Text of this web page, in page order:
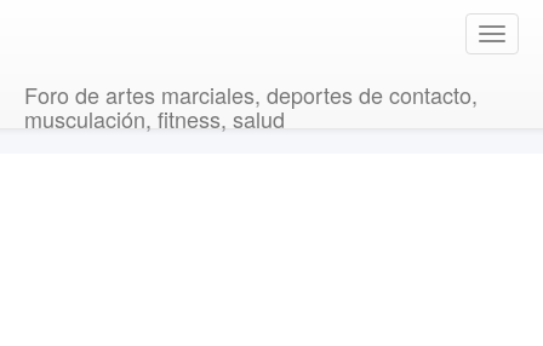
T
o
Foro de artes marciales, deportes de contacto,
musculación, fitness, salud